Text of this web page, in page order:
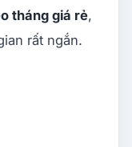
tháng giá rẻ,
rất ngắn.